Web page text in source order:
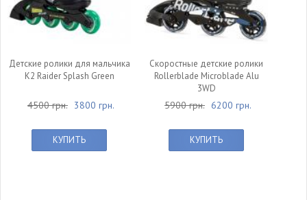
Детские ролики для мальчика
K2 Raider Splash Green
4500 грн. 3800 грн.
КУПИТЬ
Скоростные детские ролики
Rollerblade Microblade Alu
3WD
5900 грн. 6200 грн.
КУПИТЬ